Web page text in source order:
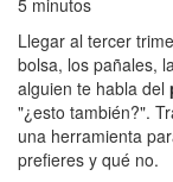
5 minutos
Llegar al tercer
bolsa, los pañales,
alguien te habla del
"¿esto también?".
una herramienta
prefieres y qué no.